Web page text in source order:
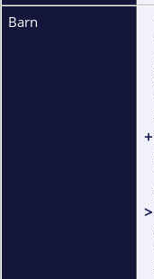
Barn
+
>